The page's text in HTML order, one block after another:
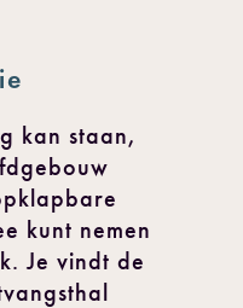
kan staan,
kunt nemen
Je vindt de